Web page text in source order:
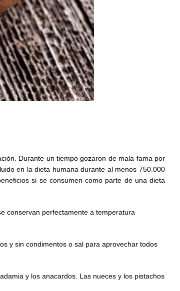
Durante un tiempo gozaron de mala fama por
en la dieta humana durante al menos 750.000
si se consumen como parte de una dieta
conservan perfectamente a temperatura
y sin condimentos o sal para aprovechar todos
y los anacardos. Las nueces y los pistachos